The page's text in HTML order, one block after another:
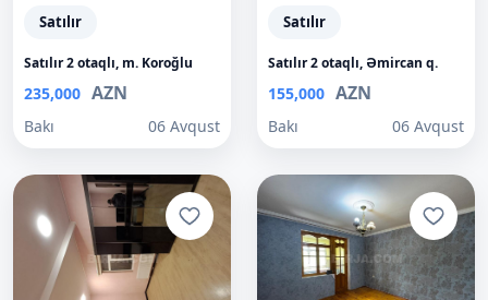
Satılır
Satılır 2 otaqlı, m. Koroğlu
235,000 AZN
Bakı 06 Avqust
Satılır
Satılır 2 otaqlı, Əmircan q.
155,000 AZN
Bakı 06 Avqust